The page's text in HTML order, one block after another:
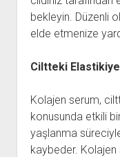
bekleyin. Düzenli
elde etmenize
Ciltteki
Kolajen serum,
konusunda etkili
yaşlanma süreciyle
kaybeder.